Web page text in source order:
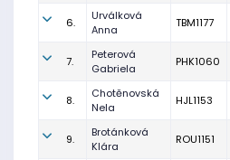
6.
Urválková
Anna
TBM1177
7.
Peterová
Gabriela
PHK1060
8.
Chotěnovská
Nela
HJL1153
9.
Brotánková
Klára
ROU1151